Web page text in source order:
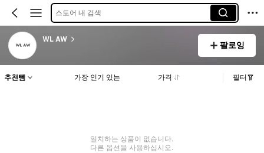
스토어 내 검색
WL AW
팔로잉
추천템 가장 인기 있는 가격 필터
일치하는 상품이 없습니다.
다른 옵션을 사용하십시오.